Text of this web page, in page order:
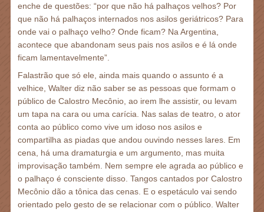
enche de questões: “por que não há palhaços velhos? Por
que não há palhaços internados nos asilos geriátricos? Para
onde vai o palhaço velho? Onde ficam? Na Argentina,
acontece que abandonam seus pais nos asilos e é lá onde
ficam lamentavelmente”.
Falastrão que só ele, ainda mais quando o assunto é a
velhice, Walter diz não saber se as pessoas que formam o
público de Calostro Mecônio, ao irem lhe assistir, ou levam
um tapa na cara ou uma carícia. Nas salas de teatro, o ator
conta ao público como vive um idoso nos asilos e
compartilha as piadas que andou ouvindo nesses lares. Em
cena, há uma dramaturgia e um argumento, mas muita
improvisação também. Nem sempre ele agrada ao público e
o palhaço é consciente disso. Tangos cantados por Calostro
Mecônio dão a tônica das cenas. E o espetáculo vai sendo
orientado pelo gesto de se relacionar com o público. Walter